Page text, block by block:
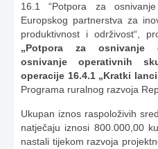
16.1 “Potpora za
Europskog partnerstva za
produktivnost i održivost“,
„Potpora za osnivanje
osnivanje operativnih
operacije 16.4.1 „Kratki
Programa ruralnog razvoja
Ukupan iznos raspoloživih
natječaju iznosi 800.000,00
nastali tijekom razvoja